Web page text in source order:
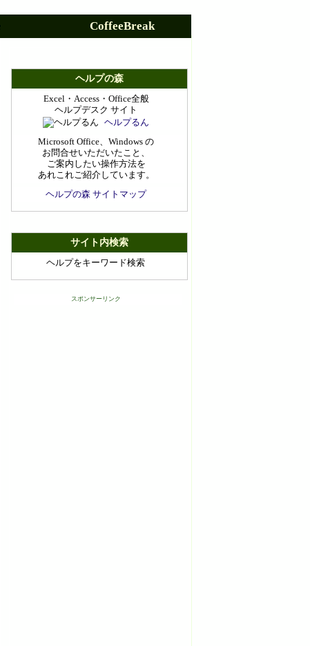
CoffeeBreak
ヘルプの森
Excel・Access・Office全般
ヘルプデスク サイト
ヘルプるん
Microsoft Office、Windows の
お問合せいただいたこと、
ご案内したい操作方法を
あれこれご紹介しています。
ヘルプの森 サイトマップ
サイト内検索
ヘルプをキーワード検索
スポンサーリンク